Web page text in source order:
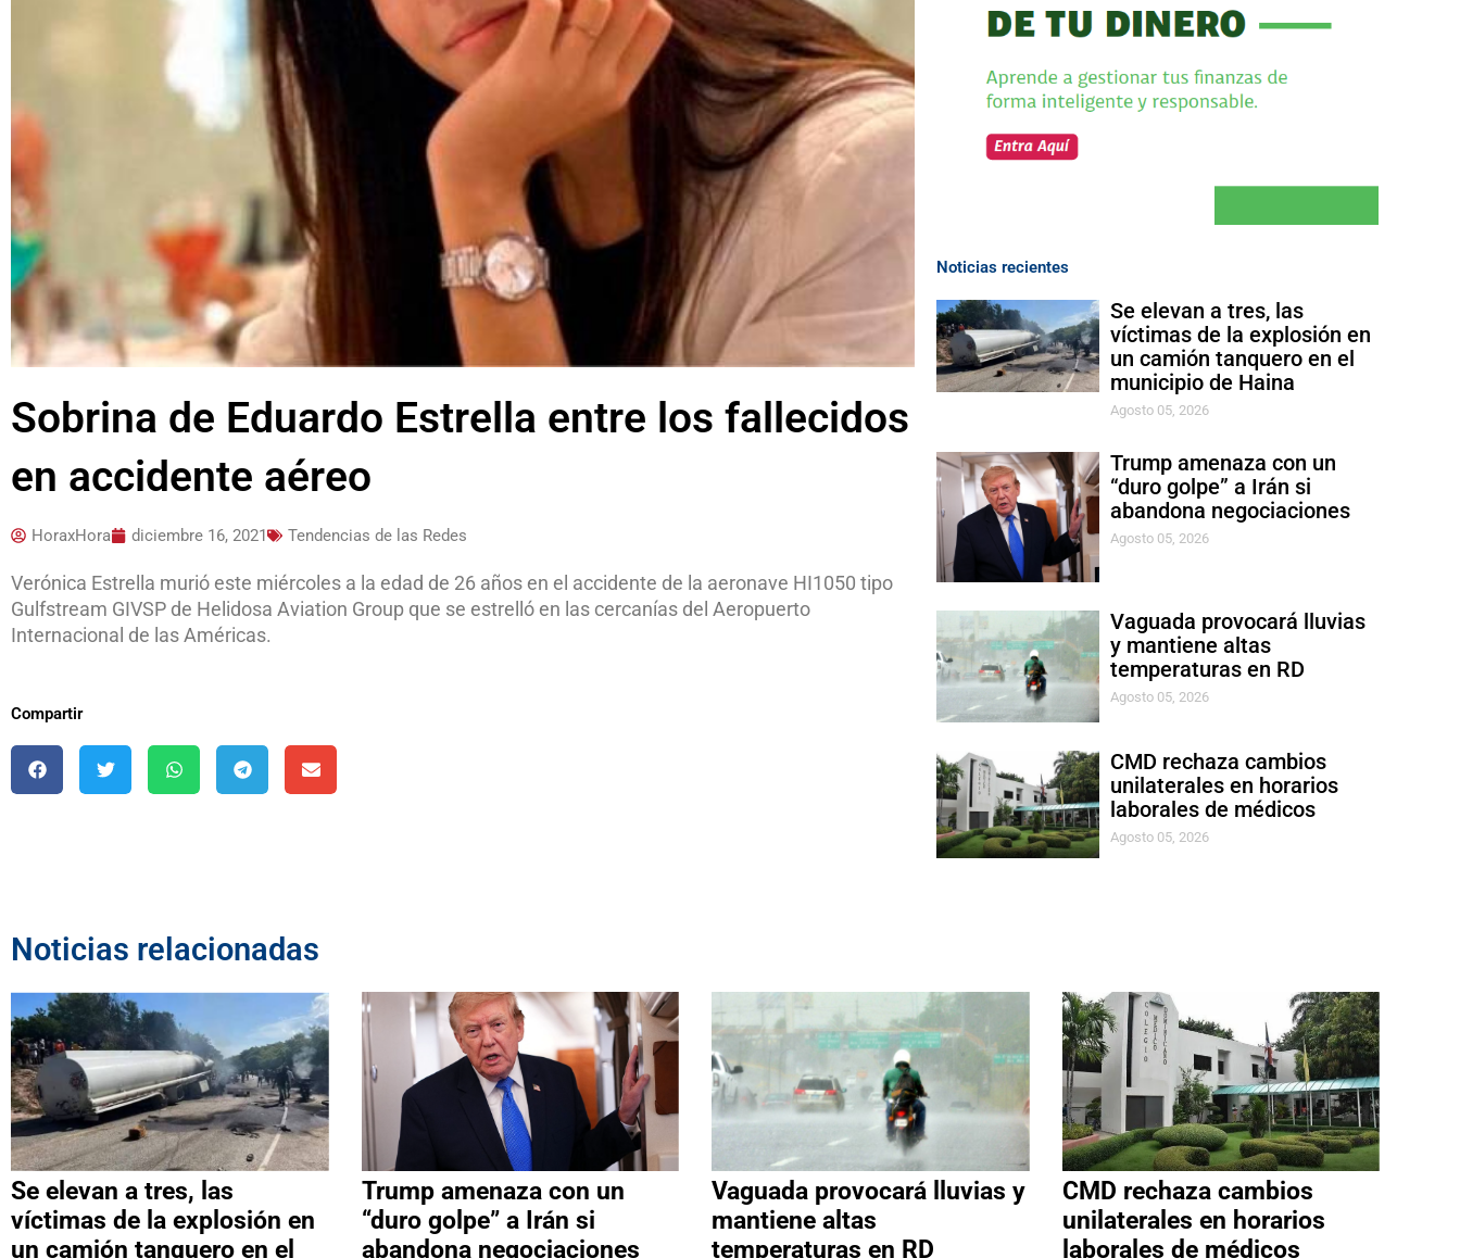
Sobrina de Eduardo Estrella entre los fallecidos
en accidente aéreo
HoraxHora diciembre 16, 2021 Tendencias de las Redes
Verónica Estrella murió este miércoles a la edad de 26 años en el accidente de la aeronave HI1050 tipo
Gulfstream GIVSP de Helidosa Aviation Group que se estrelló en las cercanías del Aeropuerto
Internacional de las Américas.
Compartir
Noticias recientes
Se elevan a tres, las
víctimas de la explosión en
un camión tanquero en el
municipio de Haina
Agosto 05, 2026
Trump amenaza con un
“duro golpe” a Irán si
abandona negociaciones
Agosto 05, 2026
Vaguada provocará lluvias
y mantiene altas
temperaturas en RD
Agosto 05, 2026
CMD rechaza cambios
unilaterales en horarios
laborales de médicos
Agosto 05, 2026
Noticias relacionadas
Se elevan a tres, las
víctimas de la explosión en
un camión tanquero en el
Trump amenaza con un
“duro golpe” a Irán si
abandona negociaciones
Vaguada provocará lluvias y
mantiene altas
temperaturas en RD
CMD rechaza cambios
unilaterales en horarios
laborales de médicos